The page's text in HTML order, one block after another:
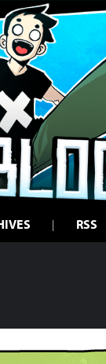
RSS